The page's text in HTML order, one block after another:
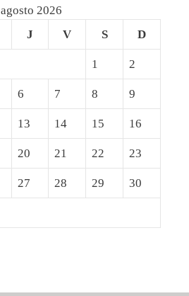
agosto 2026
J V S D
1 2
6 7 8 9
13 14 15 16
20 21 22 23
27 28 29 30